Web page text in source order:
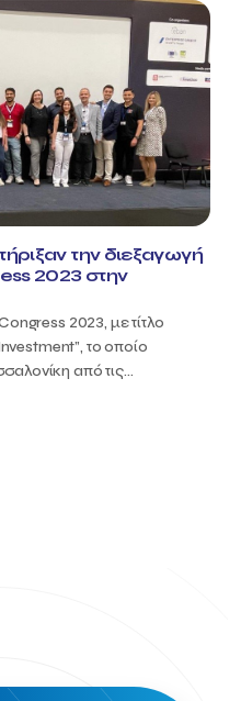
την διεξαγωγή
2023 στην
2023, με τίτλο
το οποίο
από τις...